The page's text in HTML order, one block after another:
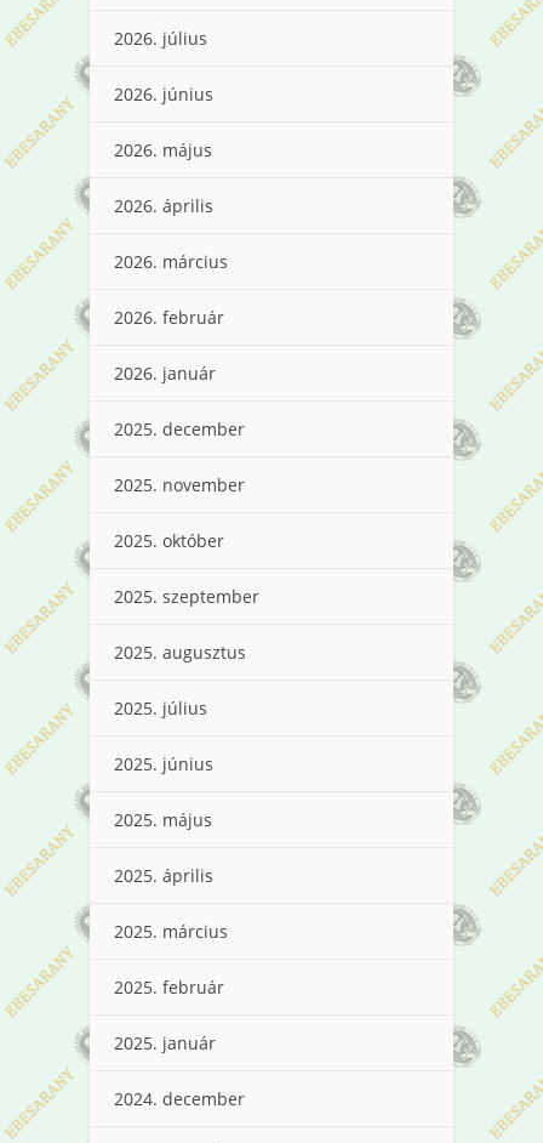
2026. július
2026. június
2026. május
2026. április
2026. március
2026. február
2026. január
2025. december
2025. november
2025. október
2025. szeptember
2025. augusztus
2025. július
2025. június
2025. május
2025. április
2025. március
2025. február
2025. január
2024. december